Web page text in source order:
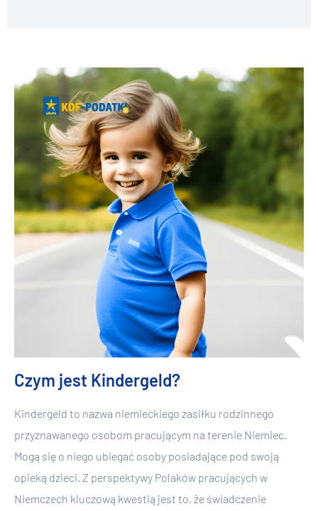
Czym jest Kindergeld?
Kindergeld to nazwa niemieckiego zasiłku rodzinnego
przyznawanego osobom pracującym na terenie Niemiec.
Mogą się o niego ubiegać osoby posiadające pod swoją
opieką dzieci. Z perspektywy Polaków pracujących w
Niemczech kluczową kwestią jest to, że świadczenie